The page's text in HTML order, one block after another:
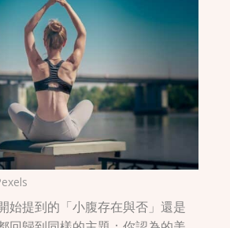
始提到的「小腹存在與否」還是